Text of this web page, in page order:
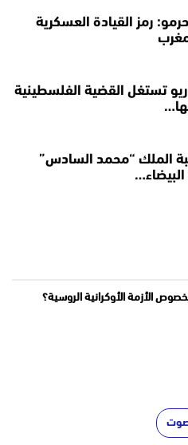
رمز القيادة العسكرية
تستغل القضية الفلسطينية
الملك “محمد السادس”
الأزمة الأوكرانية الروسية؟